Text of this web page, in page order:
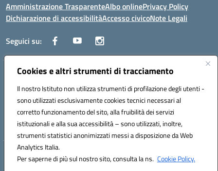
Cookies e altri strumenti di tracciamento
Il nostro Istituto non utilizza strumenti di profilazione degli utenti -
sono utilizzati esclusivamente cookies tecnici necessari al
corretto funzionamento del sito, alla fruibilità dei servizi
istituzionali e alla sua accessibilità – sono utilizzati, inoltre,
strumenti statistici anonimizzati messi a disposizione da Web
Analytics Italia.
Per saperne di più sul nostro sito, consulta la ns. Cookie Policy.
Amministrazione TrasparenteAlbo onlinePrivacy Policy
Dichiarazione di accessibilitàAccesso civicoNote Legali
Seguici su:
Via dei Cappuccini, 5 - 60044 Fabriano (AN) - Tel. 0732 3373 - 0732
3573 - Mail: anis01700P@istruzione.it - PEC:
Codice meccanografico: ANIS01700P - Codice iPA: istsc_ANIS01700P -
C.F. 81002710424 - Codice univoco fatturazione elettronica (CUF):
UFBMDS
Hosting & Powered by 3D Solution S.r.l.
Concept & Design by Designers Italia